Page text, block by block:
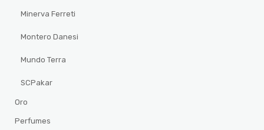
Minerva Ferreti
Montero Danesi
Mundo Terra
SCPakar
Oro
Perfumes